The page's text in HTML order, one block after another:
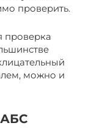
проверить.
проверка
можно и
АБС